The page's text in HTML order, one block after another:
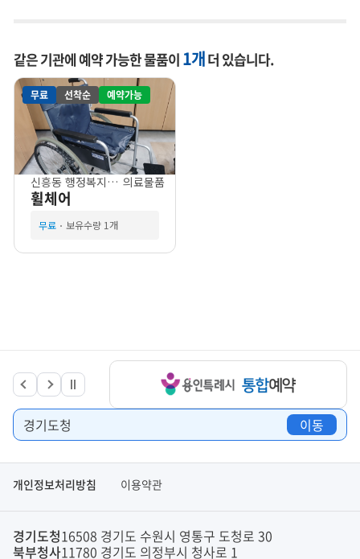
같은 기관에 예약 가능한 물품이 1개더 있습니다.
무료 선착순 예약가능
신흥동 행정복지센터 의료물품
휠체어
무료 보유수량 1개
경기도청 이동
개인정보처리방침 이용약관
경기도청16508 경기도 수원시 영통구 도청로 30
북부청사11780 경기도 의정부시 청사로 1